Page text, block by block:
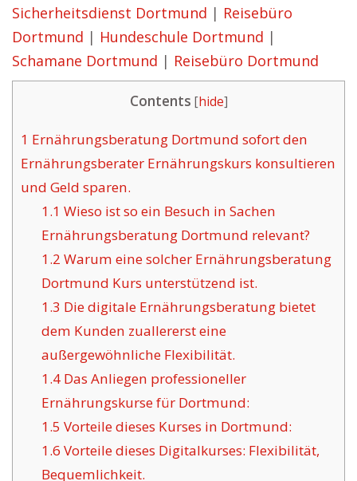
Sicherheitsdienst Dortmund | Reisebüro
Dortmund | Hundeschule Dortmund |
Schamane Dortmund | Reisebüro Dortmund
Contents [hide]
1 Ernährungsberatung Dortmund sofort den
Ernährungsberater Ernährungskurs konsultieren
und Geld sparen.
1.1 Wieso ist so ein Besuch in Sachen
Ernährungsberatung Dortmund relevant?
1.2 Warum eine solcher Ernährungsberatung
Dortmund Kurs unterstützend ist.
1.3 Die digitale Ernährungsberatung bietet
dem Kunden zuallererst eine
außergewöhnliche Flexibilität.
1.4Das Anliegen professioneller
Ernährungskurse für Dortmund:
1.5 Vorteile dieses Kurses in Dortmund:
1.6 Vorteile dieses Digitalkurses: Flexibilität,
Bequemlichkeit.